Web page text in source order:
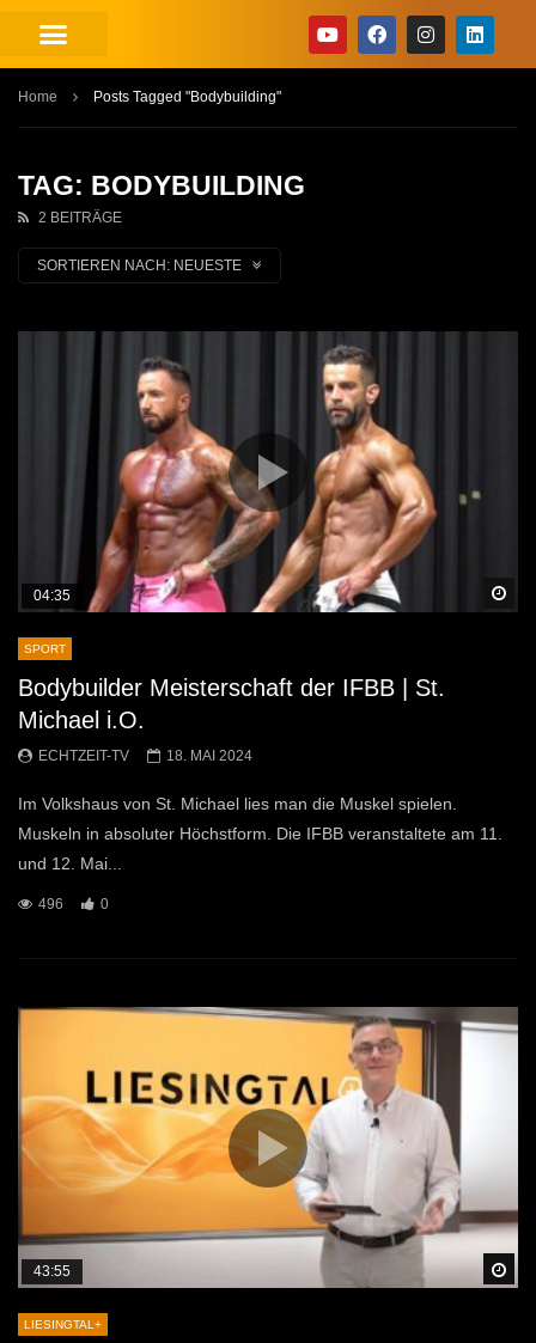
Home Posts Tagged "Bodybuilding"
TAG: BODYBUILDING
2 BEITRÄGE
SORTIEREN NACH: NEUESTE
04:35
SPORT
Bodybuilder Meisterschaft der IFBB | St.
Michael i.O.
ECHTZEIT-TV 18. MAI 2024
Im Volkshaus von St. Michael lies man die Muskel spielen.
Muskeln in absoluter Höchstform. Die IFBB veranstaltete am 11.
und 12. Mai...
496 0
43:55
LIESINGTAL+